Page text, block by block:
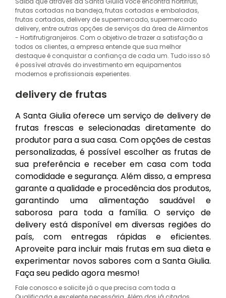
frutas cortadas na bandeja, frutas cortadas e embaladas,
frutas cortadas, delivery de supermercado, supermercado
delivery, entre outras opções de serviços da área de Alimentos
- Hortifrutigranjeiros. Com o objetivo de trazer a satisfação a
todos os clientes, a empresa entende que sua melhor
destaque é conquistar a confiança de cada um. Tudo isso só
é possível através do investimento em equipamentos
modernos e profissionais experientes.
delivery de frutas
A Santa Giulia oferece um serviço de delivery de
frutas frescas e selecionadas diretamente do
produtor para a sua casa. Com opções de cestas
personalizadas, é possível escolher as frutas de
sua preferência e receber em casa com toda
comodidade e segurança. Além disso, a empresa
garante a qualidade e procedência dos produtos,
garantindo uma alimentação saudável e
saborosa para toda a família. O serviço de
delivery está disponível em diversas regiões do
país, com entregas rápidas e eficientes.
Aproveite para incluir mais frutas em sua dieta e
experimentar novos sabores com a Santa Giulia.
Faça seu pedido agora mesmo!
Fale conosco e solicite já o que precisa com toda a